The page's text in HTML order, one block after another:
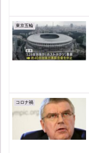
東京五輪
コロナ禍